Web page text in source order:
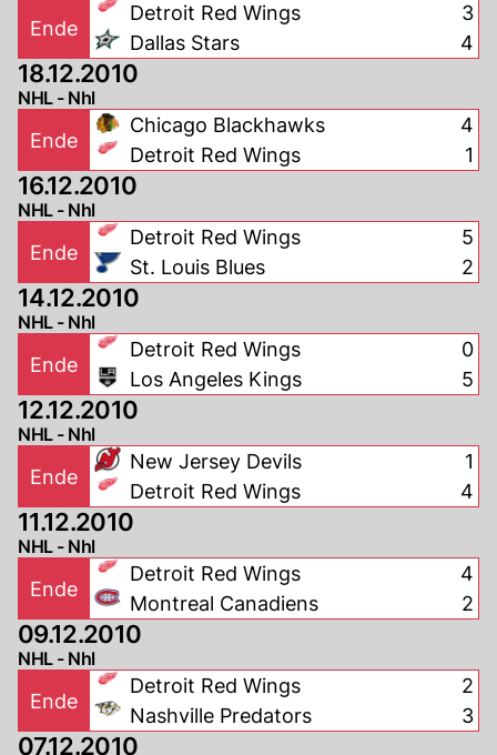
Ende
Detroit Red Wings
Dallas Stars
3
4
18.12.2010
NHL - Nhl
Ende
Chicago Blackhawks
Detroit Red Wings
4
1
16.12.2010
NHL - Nhl
Ende
Detroit Red Wings
St. Louis Blues
5
2
14.12.2010
NHL - Nhl
Ende
Detroit Red Wings
Los Angeles Kings
0
5
12.12.2010
NHL - Nhl
Ende
New Jersey Devils
Detroit Red Wings
1
4
11.12.2010
NHL - Nhl
Ende
Detroit Red Wings
Montreal Canadiens
4
2
09.12.2010
NHL - Nhl
Ende
Detroit Red Wings
Nashville Predators
2
3
07.12.2010